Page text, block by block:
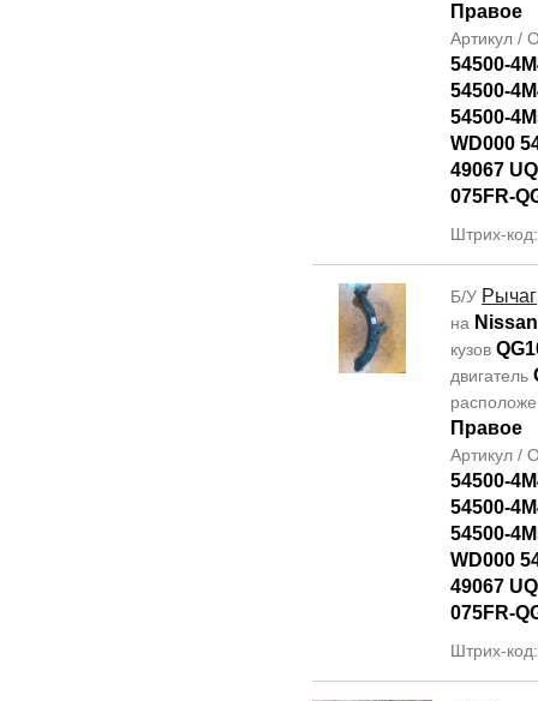
Правое
Артикул /
54500-
54500-
54500-
WD000
49067
075FR-
Штрих-
Б/У Рычаг
на
кузов
двигатель
Правое
Артикул /
54500-
54500-
54500-
WD000
49067
075FR-
Штрих-